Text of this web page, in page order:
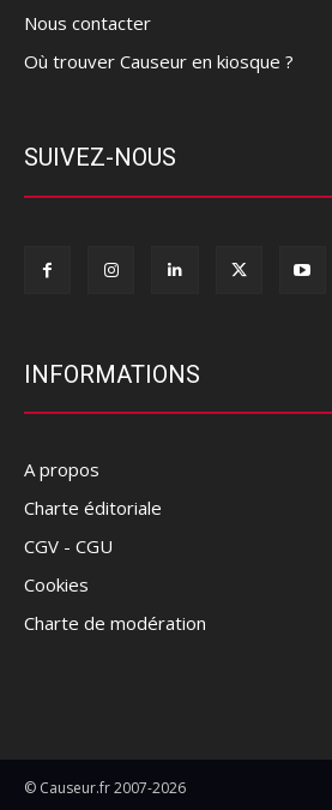
Nous contacter
Où trouver Causeur en kiosque ?
SUIVEZ-NOUS
INFORMATIONS
A propos
Charte éditoriale
CGV - CGU
Cookies
Charte de modération
© Causeur.fr 2007-2026